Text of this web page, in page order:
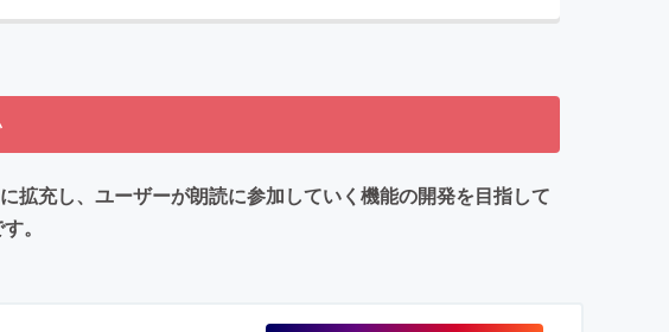
充し、ユーザーが朗読に参加していく機能の開発を目指して
。